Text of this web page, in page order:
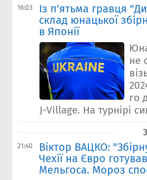
16:03
Із п'ятьма гравця
склад юнацької
в Японії
не
го
J-Village. На турнірі
21:40
Віктор ВАЦКО:
Чехії на Євро
Мельгоса. Мороз